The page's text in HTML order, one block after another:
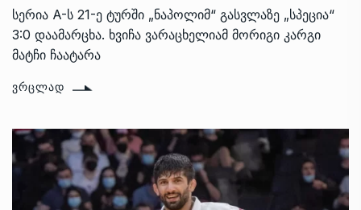
სერია A-ს 21-ე ტურში „ნაპოლიმ“ გასვლაზე „სპეცია“
3:0 დაამარცხა. ხვიჩა ვარაცხელიამ მორიგი კარგი
მატჩი ჩაატარა
ᲕᲠᲪᲚᲐᲓ